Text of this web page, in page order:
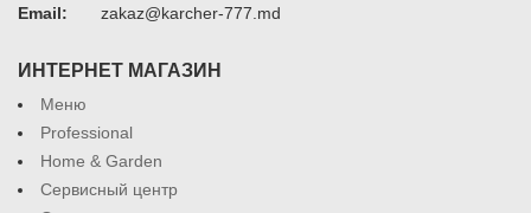
Email:
zakaz@karcher-777.md
ИНТЕРНЕТ МАГАЗИН
Меню
Professional
Home & Garden
Сервисный центр